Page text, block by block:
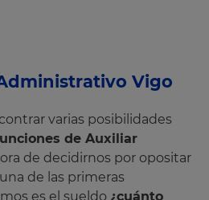
Vigo
varias posibilidades
de Auxiliar
de decidirnos por opositar
de las primeras
es el sueldo ¿cuánto